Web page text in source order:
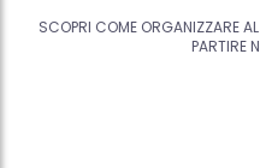
SCOPRI COME ORGANIZZARE
PARTIRE